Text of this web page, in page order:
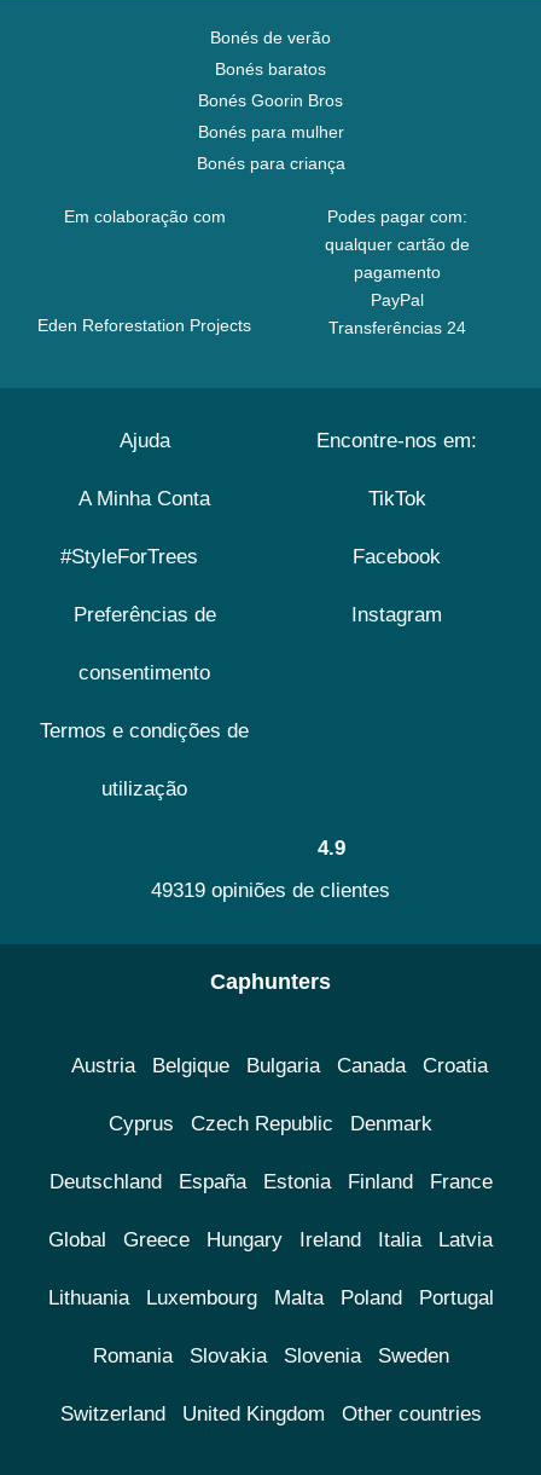
Bonés de verão
Bonés baratos
Bonés Goorin Bros
Bonés para mulher
Bonés para criança
Em colaboração com
Eden Reforestation Projects
Podes pagar com:
qualquer cartão de
pagamento
PayPal
Transferências 24
Ajuda
A Minha Conta
#StyleForTrees
Preferências de
consentimento
Termos e condições de
utilização
Encontre-nos em:
TikTok
Facebook
Instagram
4.9
49319 opiniões de clientes
Caphunters
Austria Belgique Bulgaria Canada Croatia
Cyprus Czech Republic Denmark
Deutschland España Estonia Finland France
Global Greece Hungary Ireland Italia Latvia
Lithuania Luxembourg Malta Poland Portugal
Romania Slovakia Slovenia Sweden
Switzerland United Kingdom Other countries